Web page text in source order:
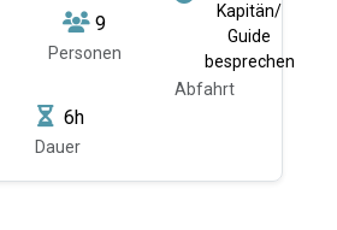
9
Personen
Kapitän/
Guide
besprechen
Abfahrt
6h
Dauer